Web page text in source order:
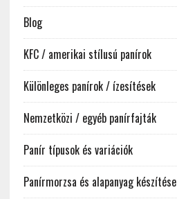
Blog
KFC / amerikai stílusú panírok
Különleges panírok / ízesítések
Nemzetközi / egyéb panírfajták
Panír típusok és variációk
Panírmorzsa és alapanyag készítése